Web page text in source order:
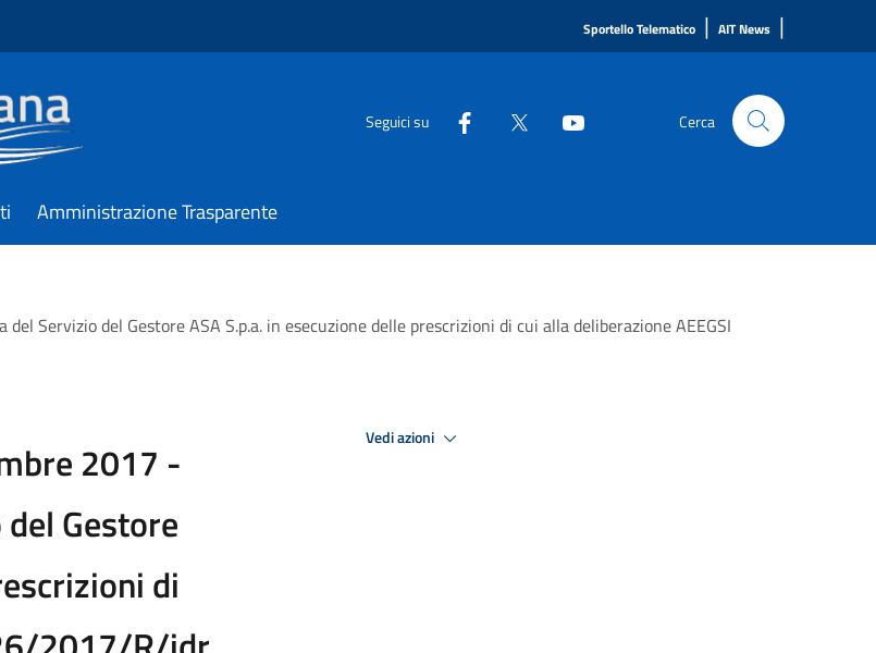
Sportello Telematico | AIT News |
Seguici su Cerca
Amministrazione Trasparente
Servizio del Gestore ASA S.p.a. in esecuzione delle prescrizioni di cui alla deliberazione AEEGSI
2017 -
Gestore
di
Vedi azioni